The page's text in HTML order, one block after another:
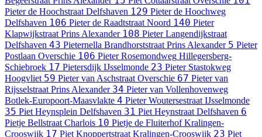
Pieter de Hoochstraat Delfshaven 129 Pieter de Hoochweg
Delfshaven 106 Pieter de Raadtstraat Noord 140 Pieter
Klapwijkstraat Prins Alexander 108 Pieter Langendijkstraat
Delfshaven 43 Pieternella Brandhorststraat Prins Alexander 5 Pieter
Postlaan Overschie 106 Pieter Rosemondweg Hillegersberg-
Schiebroek 17 Pietersdijk IJsselmonde 23 Pieter Stastokweg
Hoogvliet 59 Pieter van Aschstraat Overschie 67 Pieter van
Rijsselstraat Prins Alexander 34 Pieter van Vollenhovenweg
Botlek-Europoort-Maasvlakte 4 Pieter Woutersestraat IJsselmonde
35 Piet Heynsplein Delfshaven 31 Piet Heynstraat Delfshaven 6
Pietje Bellstraat Charlois 10 Pietje de Fluiterhof Kralingen-
Crooswijk 17 Piet Knoppertstraat Kralingen-Crooswijk 23 Piet